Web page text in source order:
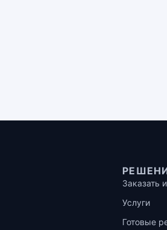
Заказать
Услуги
Готовые